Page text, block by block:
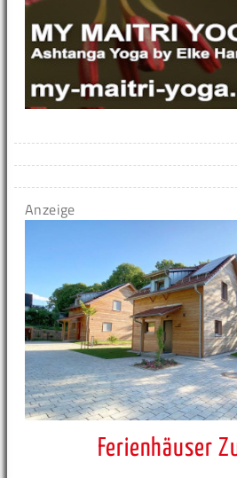
Anzeige
Ferienhäuser